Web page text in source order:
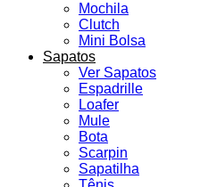
Mochila
Clutch
Mini Bolsa
Sapatos
Ver Sapatos
Espadrille
Loafer
Mule
Bota
Scarpin
Sapatilha